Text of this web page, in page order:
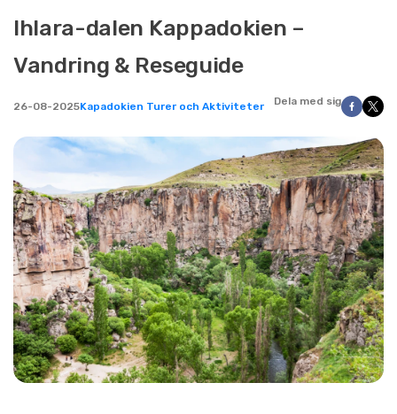
Ihlara-dalen Kappadokien –
Vandring & Reseguide
26-08-2025Kapadokien Turer och Aktiviteter Dela med sig